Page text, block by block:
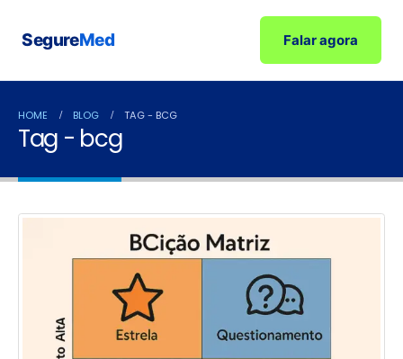
SegureMed Falar agora
HOME BLOG TAG - BCG
Tag - bcg